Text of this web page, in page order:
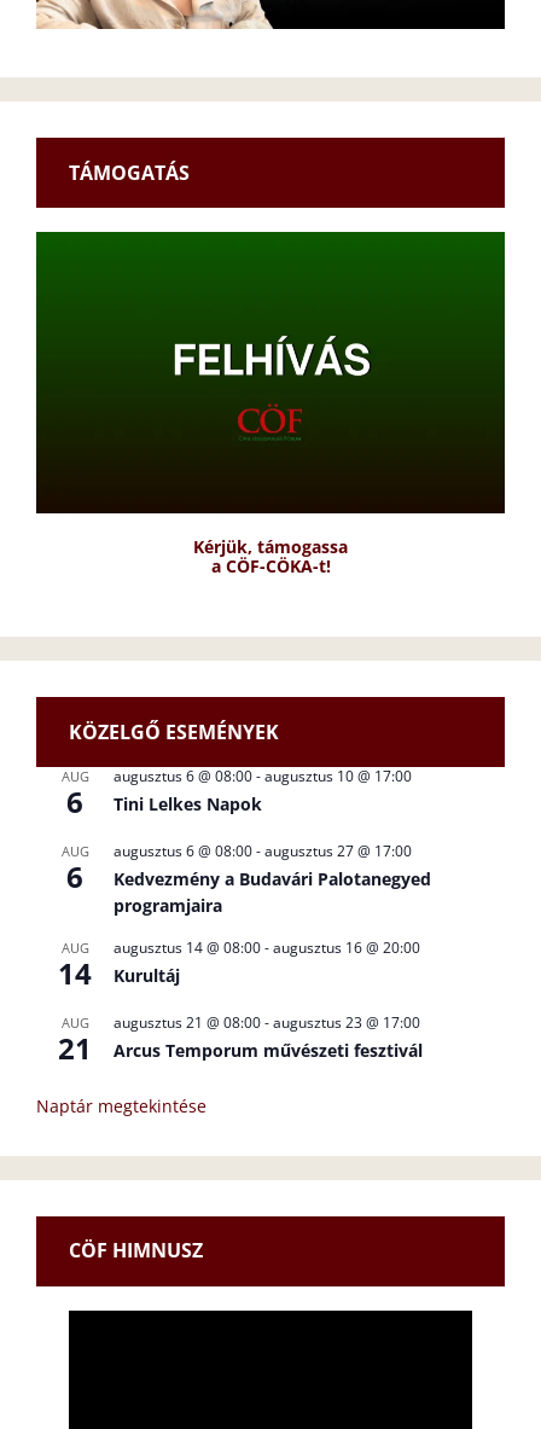
TÁMOGATÁS
Kérjük, támogassa
a CÖF-CÖKA-t!
KÖZELGŐ ESEMÉNYEK
AUG
6
augusztus 6 @ 08:00-augusztus 10 @ 17:00
Tini Lelkes Napok
AUG
6
augusztus 6 @ 08:00-augusztus 27 @ 17:00
Kedvezmény a Budavári Palotanegyed
programjaira
AUG
14
augusztus 14 @ 08:00-augusztus 16 @ 20:00
Kurultáj
AUG
21
augusztus 21 @ 08:00-augusztus 23 @ 17:00
Arcus Temporum művészeti fesztivál
Naptár megtekintése
CÖF HIMNUSZ